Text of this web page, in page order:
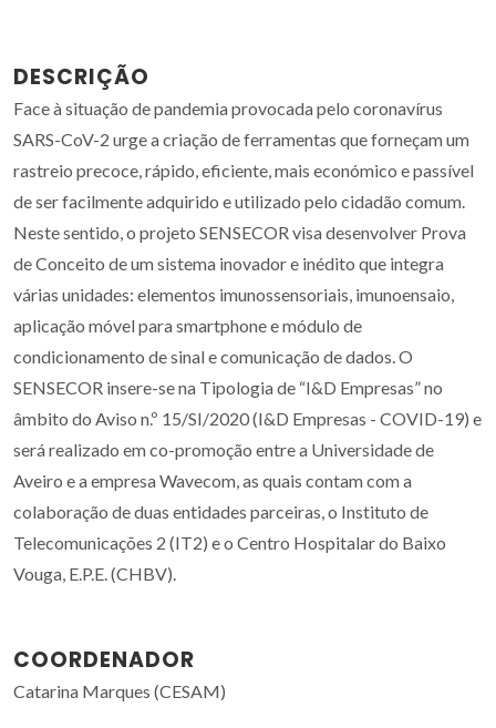
DESCRIÇÃO
Face à situação de pandemia provocada pelo coronavírus
SARS-CoV-2 urge a criação de ferramentas que forneçam um
rastreio precoce, rápido, eficiente, mais económico e passível
de ser facilmente adquirido e utilizado pelo cidadão comum.
Neste sentido, o projeto SENSECOR visa desenvolver Prova
de Conceito de um sistema inovador e inédito que integra
várias unidades: elementos imunossensoriais, imunoensaio,
aplicação móvel para smartphone e módulo de
condicionamento de sinal e comunicação de dados. O
SENSECOR insere-se na Tipologia de “I&D Empresas” no
âmbito do Aviso n.º 15/SI/2020 (I&D Empresas - COVID-19) e
será realizado em co-promoção entre a Universidade de
Aveiro e a empresa Wavecom, as quais contam com a
colaboração de duas entidades parceiras, o Instituto de
Telecomunicações 2 (IT2) e o Centro Hospitalar do Baixo
Vouga, E.P.E. (CHBV).
COORDENADOR
Catarina Marques (CESAM)